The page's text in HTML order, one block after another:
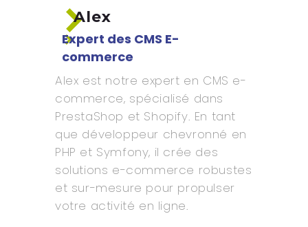
Alex
Expert des CMS E-
commerce
Alex est notre expert en CMS e-
commerce, spécialisé dans
PrestaShop et Shopify. En tant
que développeur chevronné en
PHP et Symfony, il crée des
solutions e-commerce robustes
et sur-mesure pour propulser
votre activité en ligne.